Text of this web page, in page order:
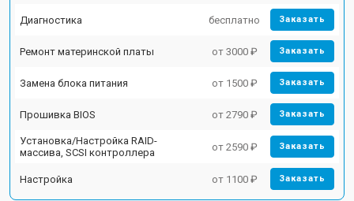
Диагностика бесплатно Заказать
Ремонт материнской платы от 3000 ₽ Заказать
Замена блока питания от 1500 ₽ Заказать
Прошивка BIOS от 2790 ₽ Заказать
Установка/Настройка RAID-
массива, SCSI контроллера
от 2590 ₽ Заказать
Настройка от 1100 ₽ Заказать